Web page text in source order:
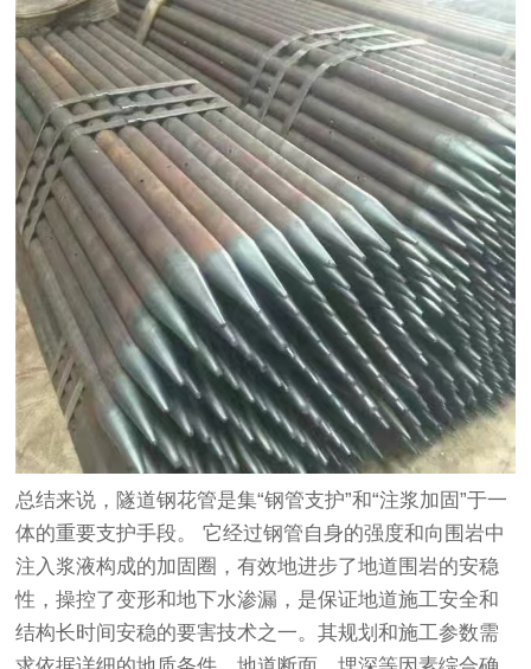
总结来说，隧道钢花管是集“钢管支护”和“注浆加固”于一
体的重要支护手段。 它经过钢管自身的强度和向围岩中
注入浆液构成的加固圈，有效地进步了地道围岩的安稳
性，操控了变形和地下水渗漏，是保证地道施工安全和
结构长时间安稳的要害技术之一。其规划和施工参数需